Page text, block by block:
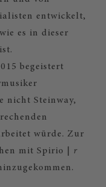
entwickelt,
es in dieser
begeistert
nicht Steinway,
würde. Zur
mit Spirio | r